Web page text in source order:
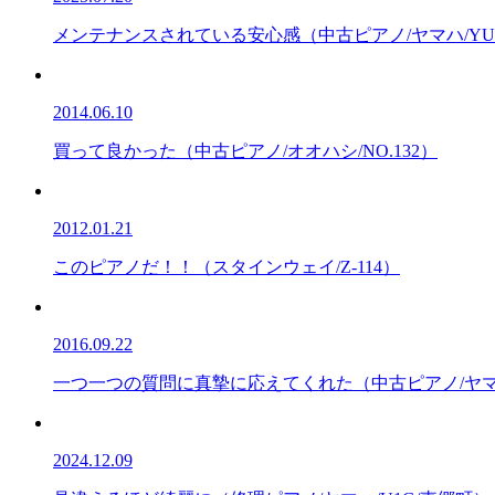
メンテナンスされている安心感（中古ピアノ/ヤマハ/
2014.06.10
買って良かった（中古ピアノ/オオハシ/NO.132）
2012.01.21
このピアノだ！！（スタインウェイ/Z-114）
2016.09.22
一つ一つの質問に真摯に応えてくれた（中古ピアノ/ヤ
2024.12.09